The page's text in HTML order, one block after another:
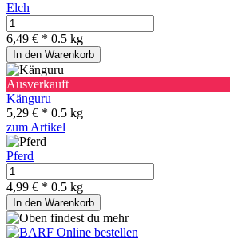
Elch
6,49 € * 0.5 kg
In den Warenkorb
Ausverkauft
Känguru
5,29 € * 0.5 kg
zum Artikel
Pferd
4,99 € * 0.5 kg
In den Warenkorb